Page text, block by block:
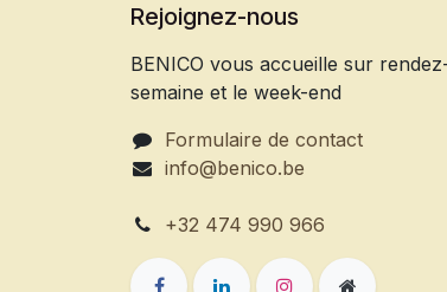
Rejoignez-nous
BENICO vous accueille sur
semaine et le week-end
Formulaire de contact
info@benico.be
+32 474 990 966